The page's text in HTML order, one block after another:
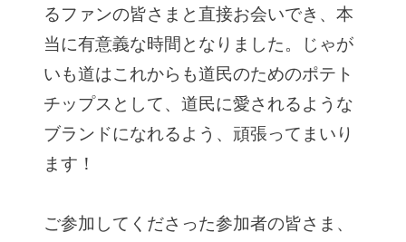
るファンの皆さまと直接お会いでき、本
当に有意義な時間となりました。じゃが
いも道はこれからも道民のためのポテト
チップスとして、道民に愛されるような
ブランドになれるよう、頑張ってまいり
ます！
ご参加してくださった参加者の皆さま、